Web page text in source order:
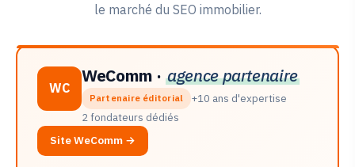
le marché du SEO immobilier.
WC
WeComm · agence partenaire
Partenaire éditorial
+10 ans d'expertise
2 fondateurs dédiés
Site WeComm →